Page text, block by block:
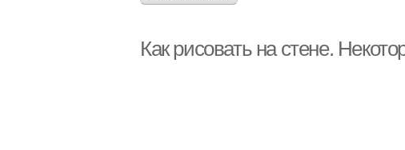
Как рисовать на стене.